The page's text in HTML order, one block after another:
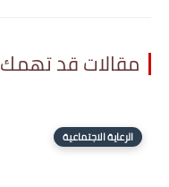
مقالات قد تهمك
الرعاية الاجتماعية